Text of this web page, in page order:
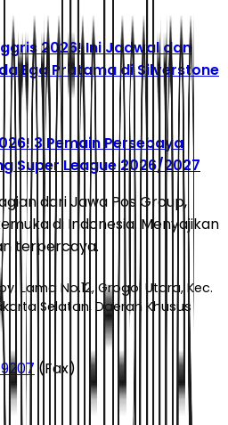
2026! Ini Jadwal dan
Ega Pratama di Silverstone
3 Pemain Persebaya
Super League 2026/2027
dari Jawa Pos Group,
di Indonesia. Menyajikan
terpercaya.
Lama No.12, Grogol Utara, Kec.
Selatan, Daerah Khusus
(Fax)